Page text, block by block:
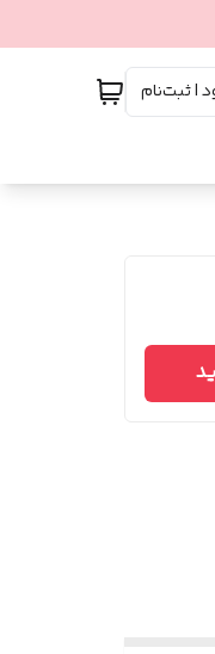
| ثبت‌نام